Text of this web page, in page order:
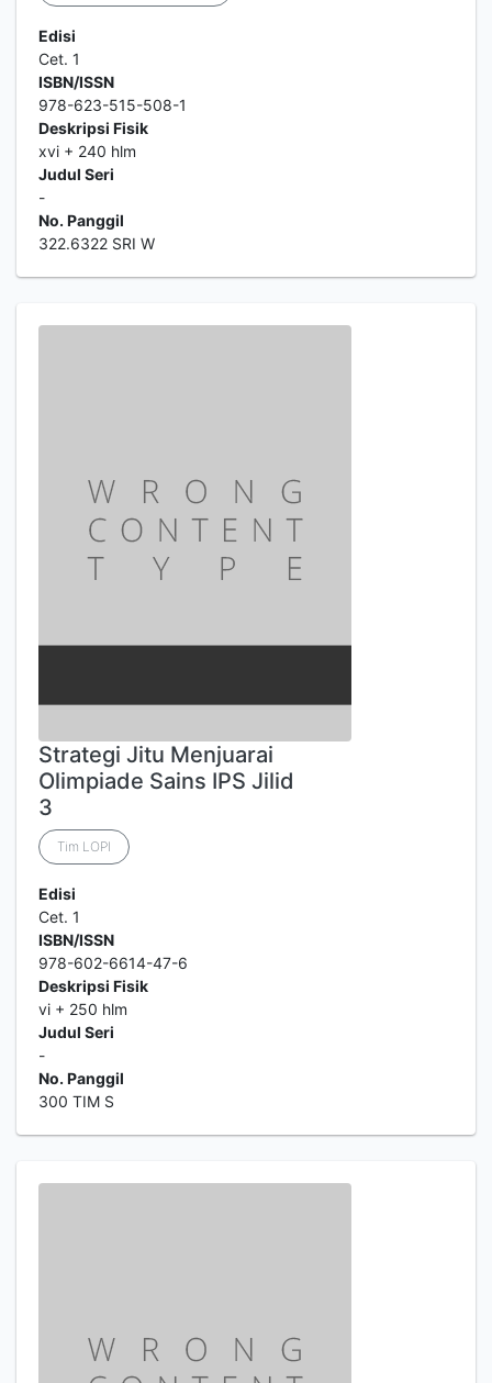
Edisi
Cet. 1
ISBN/ISSN
978-623-515-508-1
Deskripsi Fisik
xvi + 240 hlm
Judul Seri
-
No. Panggil
322.6322 SRI W
Strategi Jitu Menjuarai
Olimpiade Sains IPS Jilid
3
Tim LOPI
Edisi
Cet. 1
ISBN/ISSN
978-602-6614-47-6
Deskripsi Fisik
vi + 250 hlm
Judul Seri
-
No. Panggil
300 TIM S